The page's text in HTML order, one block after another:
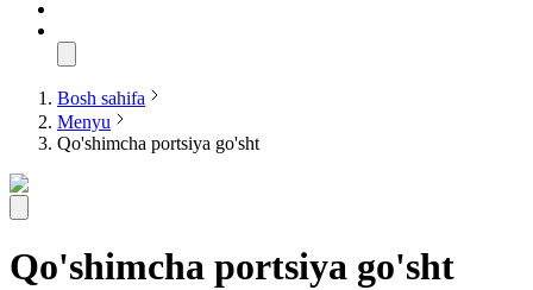
Bosh sahifa
Menyu
Qo'shimcha portsiya go'sht
Qo'shimcha portsiya go'sht